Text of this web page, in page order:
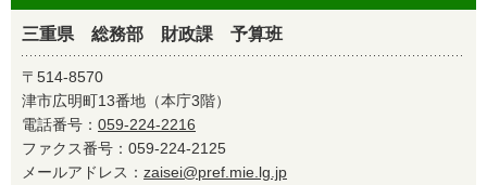
三重県 総務部 財政課 予算班
〒514-8570
津市広明町13番地（本庁3階）
電話番号： 059-224-2216
ファクス番号：059-224-2125
メールアドレス： zaisei@pref.mie.lg.jp